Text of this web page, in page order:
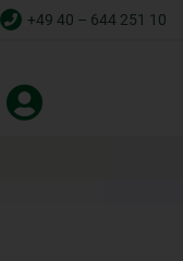
+49 40 – 644 251 10